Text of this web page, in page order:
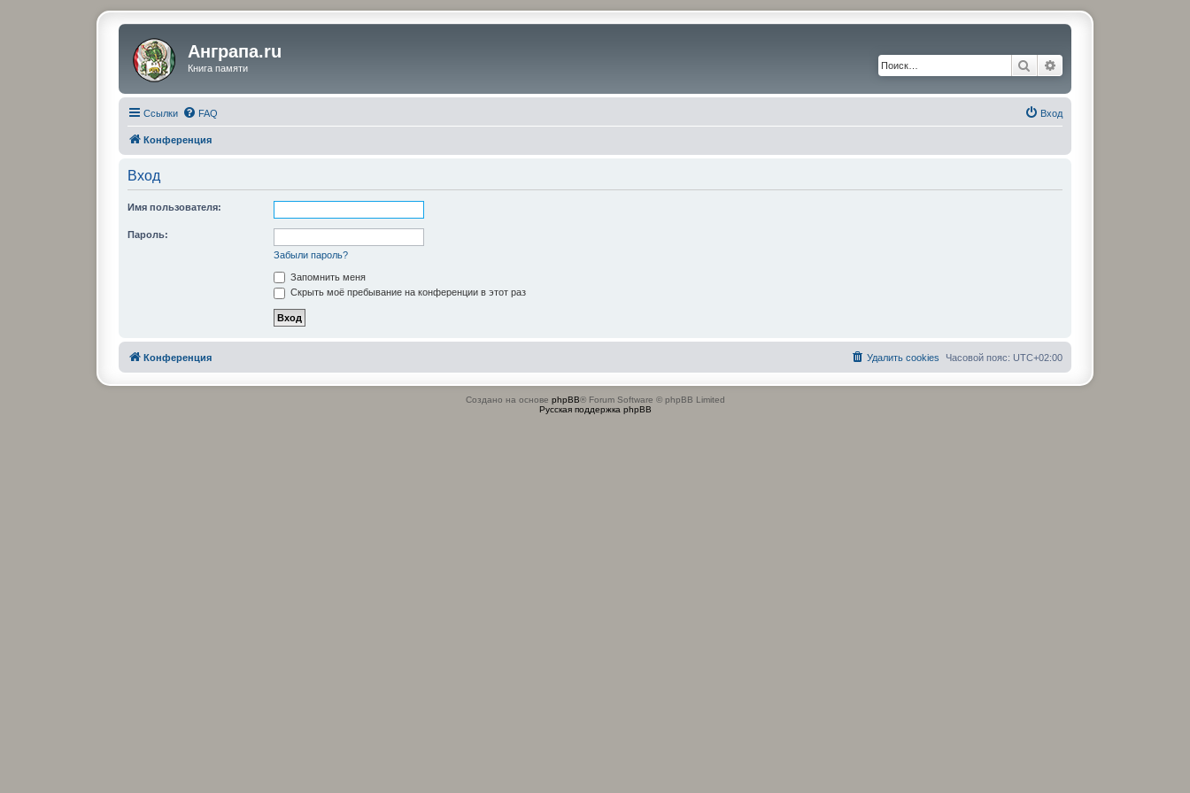
Анграпа.ru
Книга памяти Поиск
Ссылки FAQ Вход
Конференция
Вход
Имя пользователя:
Пароль:
Забыли пароль?
Запомнить меня
Скрыть моё пребывание на конференции в этот раз
Конференция Часовой пояс: UTC+02:00
Удалить cookies
Создано на основе phpBB® Forum Software © phpBB Limited
Русская поддержка phpBB